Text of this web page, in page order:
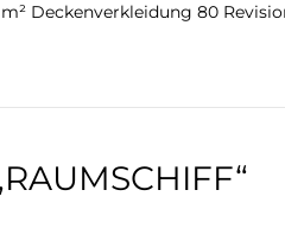
Deckenverkleidung 80